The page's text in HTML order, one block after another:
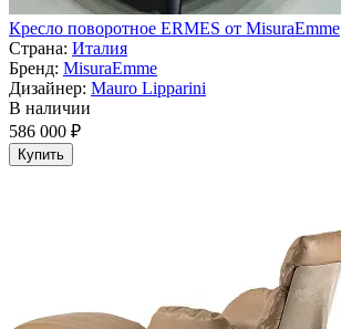
Кресло поворотное ERMES от MisuraEmme
Страна: Италия
Бренд: MisuraEmme
Дизайнер: Mauro Lipparini
В наличии
586 000 ₽
Купить